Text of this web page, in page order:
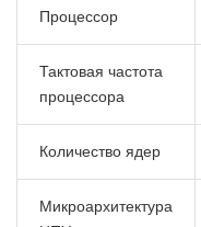
Процессор
Тактовая частота
процессора
Количество ядер
Микроархитектура